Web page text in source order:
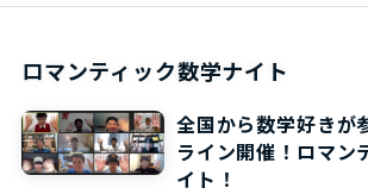
ロマンティック数学ナイト
全国から数学好きが
ライン開催！ロマン
イト！